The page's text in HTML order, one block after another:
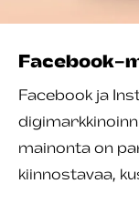
Facebook-
Facebook ja
mainonta on
kiinnostavaa,